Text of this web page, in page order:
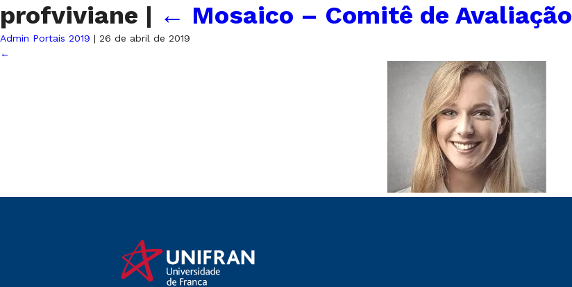
profviviane | ← Mosaico – Comitê de Avaliação
Admin Portais 2019 | 26 de abril de 2019
←